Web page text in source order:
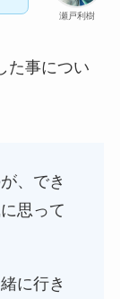
瀬戸利樹
た事につい
、でき
思って
に行き